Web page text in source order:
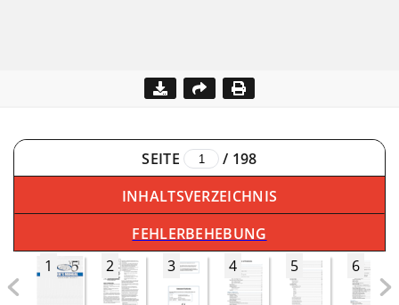
SEITE / 198
INHALTSVERZEICHNIS
FEHLERBEHEBUNG
1
2 3 4 5 6